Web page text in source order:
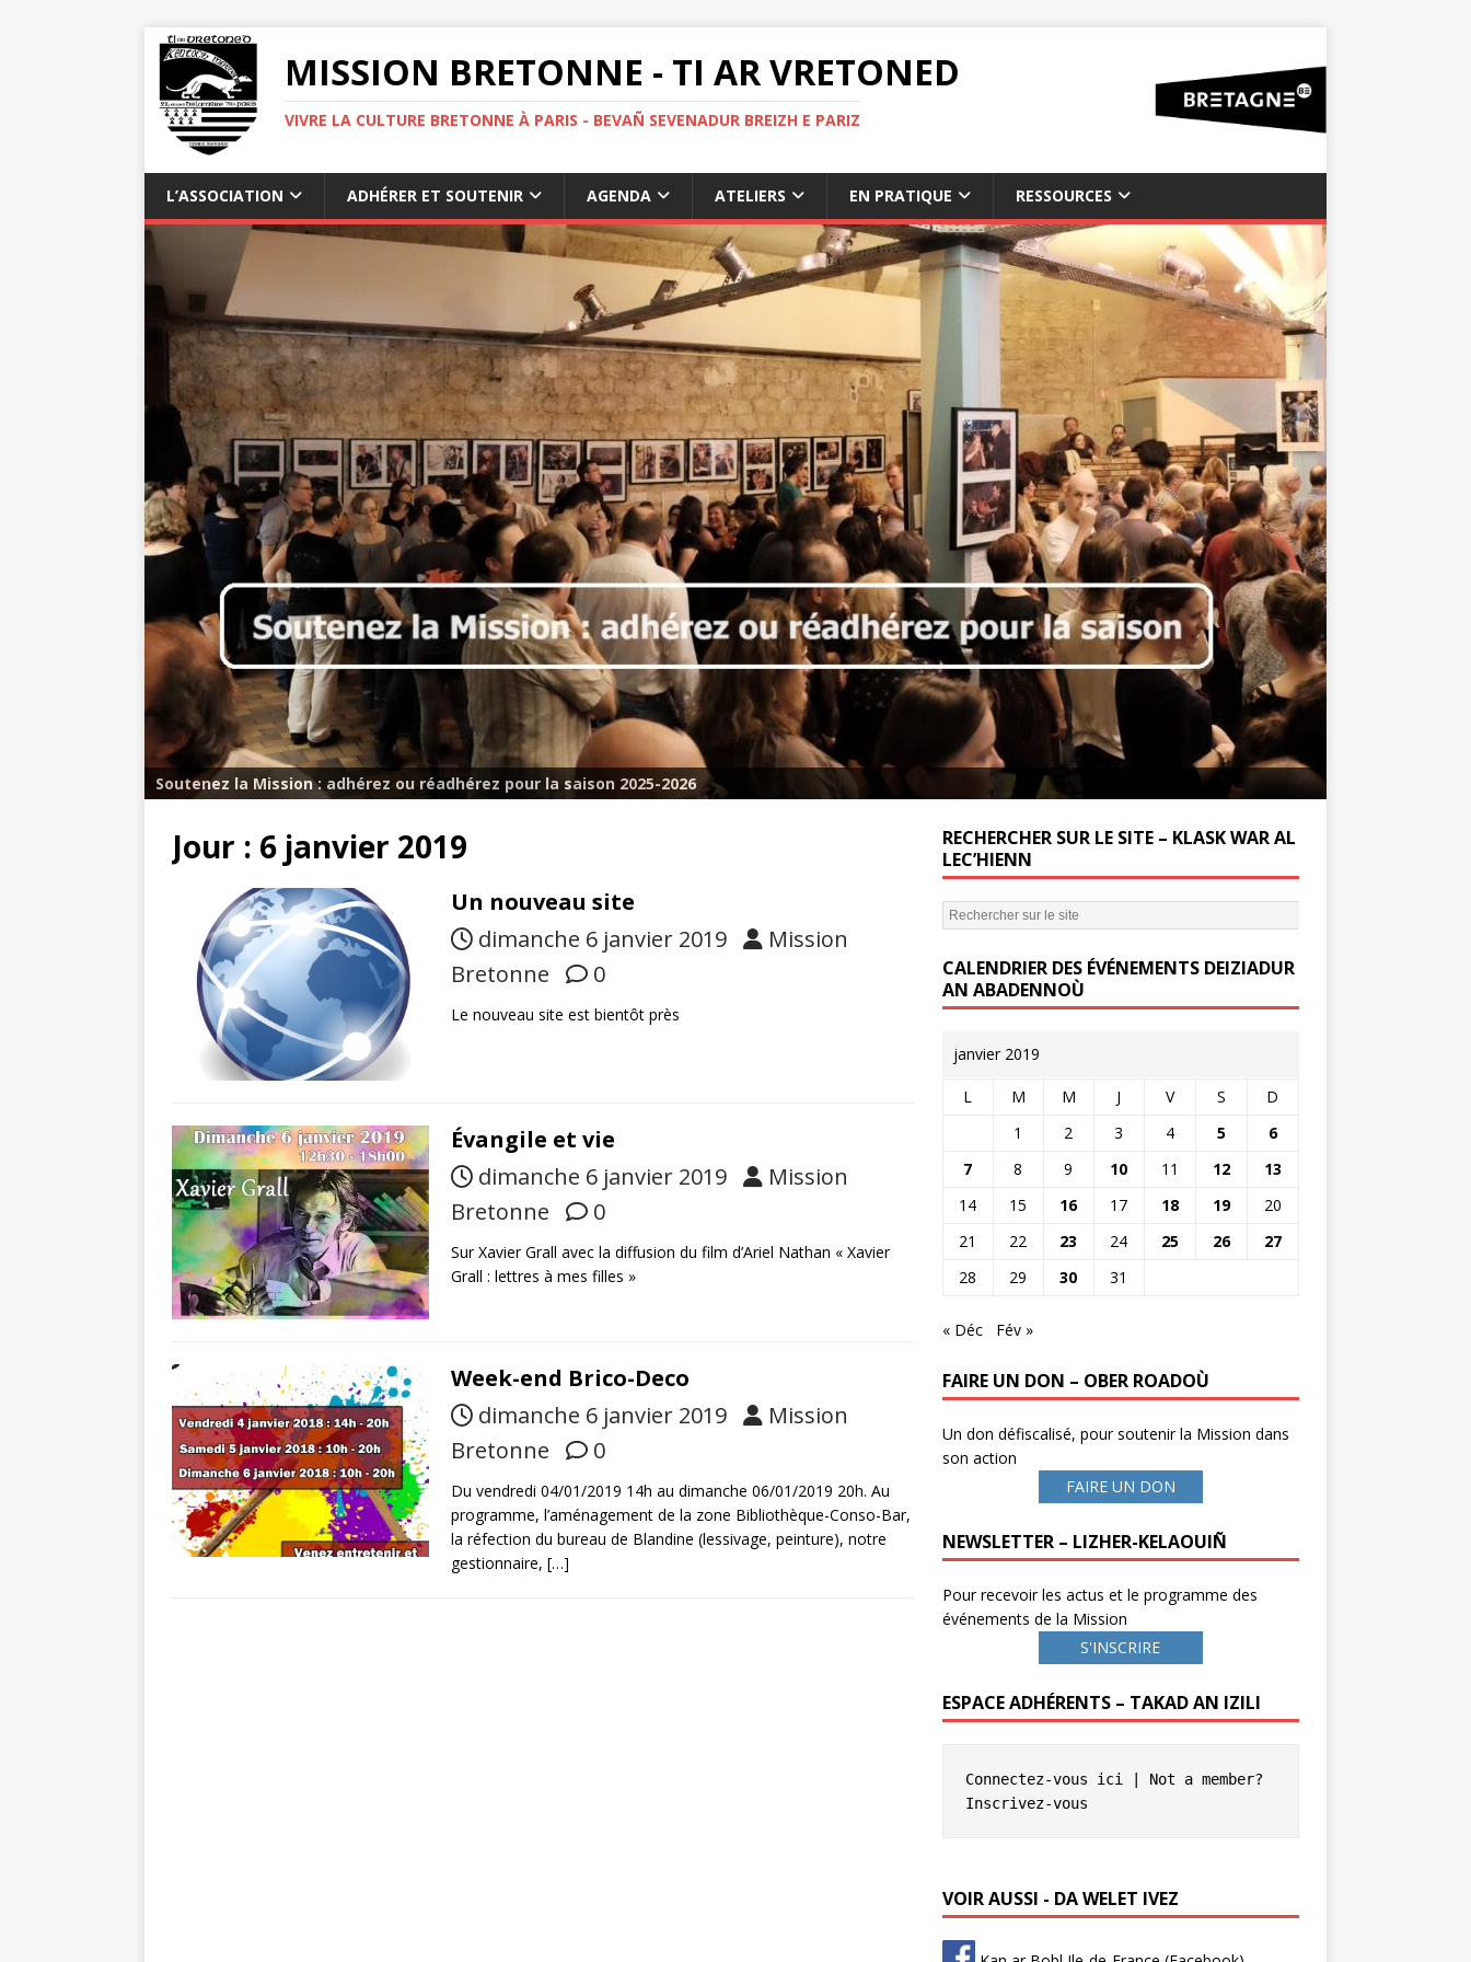
MISSION BRETONNE - TI AR VRETONED
VIVRE LA CULTURE BRETONNE À PARIS - BEVAÑ SEVENADUR BREIZH E PARIZ
L’ASSOCIATION ADHÉRER ET SOUTENIR AGENDA ATELIERS EN PRATIQUE RESSOURCES
Soutenez la Mission : adhérez ou réadhérez pour la saison 2025-2026
Jour : 6 janvier 2019
Un nouveau site
dimanche 6 janvier 2019
Mission
Bretonne
0
Le nouveau site est bientôt près
Évangile et vie
dimanche 6 janvier 2019
Mission
Bretonne
0
Sur Xavier Grall avec la diffusion du film d’Ariel Nathan « Xavier
Grall : lettres à mes filles »
Week-end Brico-Deco
dimanche 6 janvier 2019
Mission
Bretonne
0
Du vendredi 04/01/2019 14h au dimanche 06/01/2019 20h. Au
programme, l’aménagement de la zone Bibliothèque-Conso-Bar,
la réfection du bureau de Blandine (lessivage, peinture), notre
gestionnaire, […]
RECHERCHER SUR LE SITE – KLASK WAR AL
LEC’HIENN
CALENDRIER DES ÉVÉNEMENTS DEIZIADUR
AN ABADENNOÙ
janvier 2019
L M M J V S
D
1
2 3 4 5
6
7
8 9 10 11 12
13
14
15 16 17 18 19
20
21
22 23 24 25 26
27
28
29 30 31
« Déc Fév »
FAIRE UN DON – OBER ROADOÙ
Un don défiscalisé, pour soutenir la Mission dans
son action
FAIRE UN DON
NEWSLETTER – LIZHER-KELAOUIÑ
Pour recevoir les actus et le programme des
événements de la Mission
S'INSCRIRE
ESPACE ADHÉRENTS – TAKAD AN IZILI
Connectez-vous ici
Inscrivez-vous
VOIR AUSSI - DA WELET IVEZ